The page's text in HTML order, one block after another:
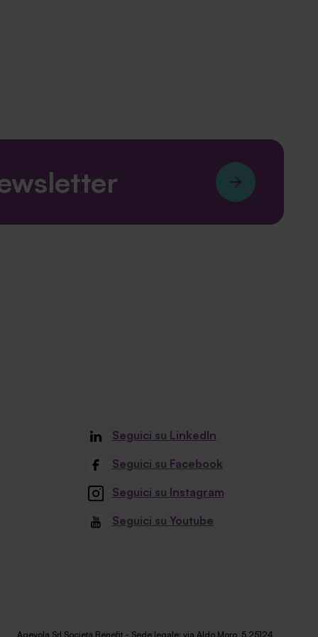
Seguici su LinkedIn
Seguici su Facebook
Seguici su Instagram
Seguici su Youtube
Agevola Srl Società Benefit - Sede legale: via Aldo Moro, 5 25124